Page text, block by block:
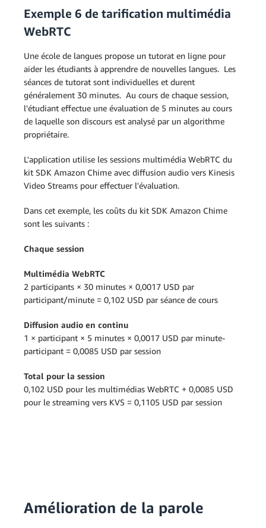
Exemple 6 de tarification multimédia
WebRTC
Une école de langues propose un tutorat en ligne pour
aider les étudiants à apprendre de nouvelles langues. Les
séances de tutorat sont individuelles et durent
généralement 30 minutes. Au cours de chaque session,
l'étudiant effectue une évaluation de 5 minutes au cours
de laquelle son discours est analysé par un algorithme
propriétaire.
L'application utilise les sessions multimédia WebRTC du
kit SDK Amazon Chime avec diffusion audio vers Kinesis
Video Streams pour effectuer l'évaluation.
Dans cet exemple, les coûts du kit SDK Amazon Chime
sont les suivants :
Chaque session
Multimédia WebRTC
2 participants × 30 minutes × 0,0017 USD par
participant/minute = 0,102 USD par séance de cours
Diffusion audio en continu
1 × participant × 5 minutes × 0,0017 USD par minute-
participant = 0,0085 USD par session
Total pour la session
0,102 USD pour les multimédias WebRTC + 0,0085 USD
pour le streaming vers KVS = 0,1105 USD par session
Amélioration de la parole